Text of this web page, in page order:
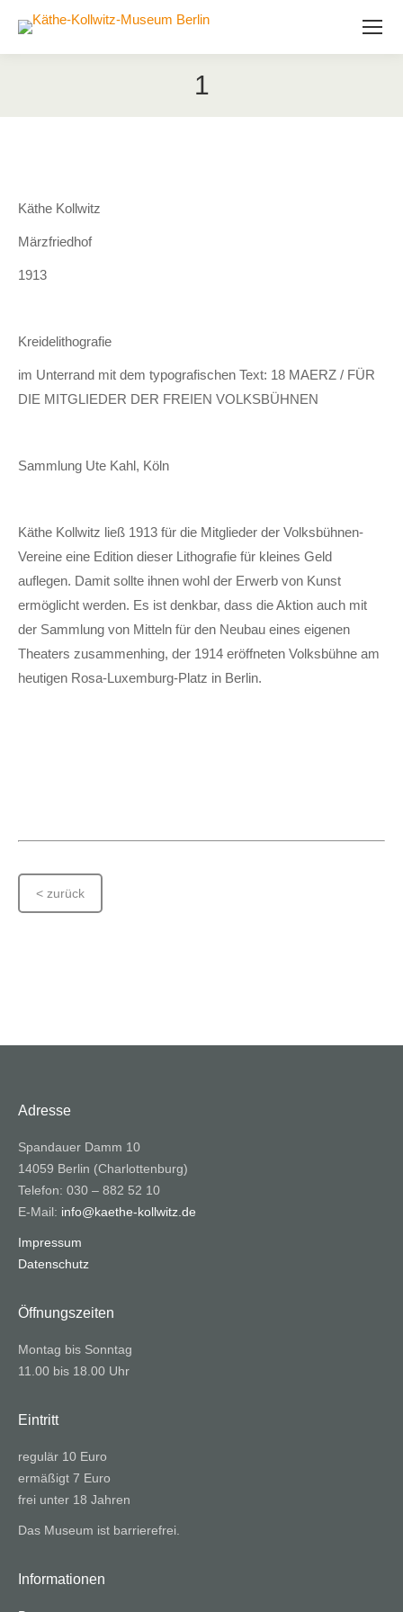
1
Käthe Kollwitz
Märzfriedhof
1913
Kreidelithografie
im Unterrand mit dem typografischen Text: 18 MAERZ / FÜR
DIE MITGLIEDER DER FREIEN VOLKSBÜHNEN
Sammlung Ute Kahl, Köln
Käthe Kollwitz ließ 1913 für die Mitglieder der Volksbühnen-
Vereine eine Edition dieser Lithografie für kleines Geld
auflegen. Damit sollte ihnen wohl der Erwerb von Kunst
ermöglicht werden. Es ist denkbar, dass die Aktion auch mit
der Sammlung von Mitteln für den Neubau eines eigenen
Theaters zusammenhing, der 1914 eröffneten Volksbühne am
heutigen Rosa-Luxemburg-Platz in Berlin.
< zurück
Adresse
Spandauer Damm 10
14059 Berlin (Charlottenburg)
Telefon: 030 – 882 52 10
E-Mail: info@kaethe-kollwitz.de
Impressum
Datenschutz
Öffnungszeiten
Montag bis Sonntag
11.00 bis 18.00 Uhr
Eintritt
regulär 10 Euro
ermäßigt 7 Euro
frei unter 18 Jahren
Das Museum ist barrierefrei.
Informationen